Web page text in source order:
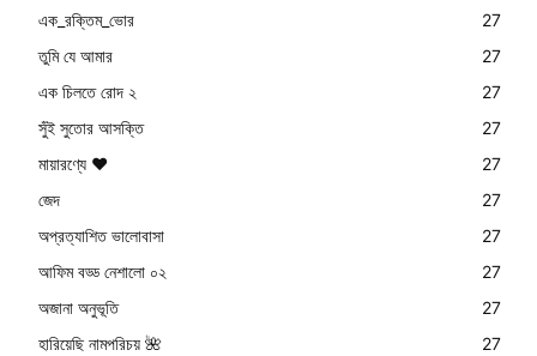
এক_রক্তিম_ভোর
27
তুমি যে আমার
27
এক চিলতে রোদ ২
27
সুঁই সুতোর আসক্তি
27
মায়ারণ্যে ❤️
27
জেদ
27
অপ্রত্যাশিত ভালোবাসা
27
আফিম বড্ড নেশালো ০২
27
অজানা অনুভূতি
27
হারিয়েছি নামপরিচয় 🌺
27